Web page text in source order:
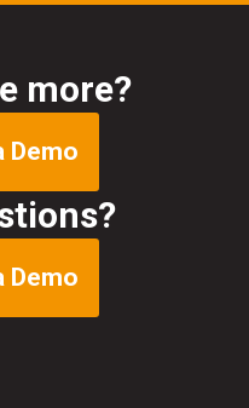
more?
Demo
Demo